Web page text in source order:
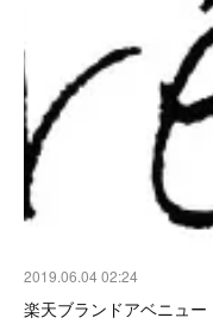
2019.06.04 02:24
楽天ブランドアベニュー